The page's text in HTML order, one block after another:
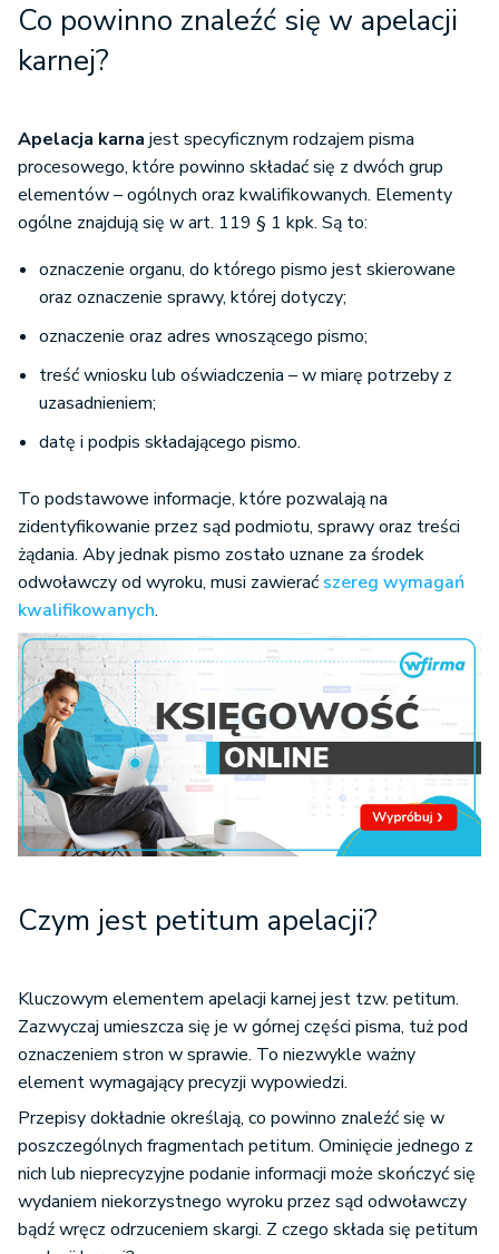
Co powinno znaleźć się w apelacji
karnej?
Apelacja karna jest specyficznym rodzajem pisma
procesowego, które powinno składać się z dwóch grup
elementów – ogólnych oraz kwalifikowanych. Elementy
ogólne znajdują się w art. 119 § 1 kpk. Są to:
oznaczenie organu, do którego pismo jest skierowane
oraz oznaczenie sprawy, której dotyczy;
oznaczenie oraz adres wnoszącego pismo;
treść wniosku lub oświadczenia – w miarę potrzeby z
uzasadnieniem;
datę i podpis składającego pismo.
To podstawowe informacje, które pozwalają na
zidentyfikowanie przez sąd podmiotu, sprawy oraz treści
żądania. Aby jednak pismo zostało uznane za środek
odwoławczy od wyroku, musi zawierać szereg wymagań
kwalifikowanych.
Czym jest petitum apelacji?
Kluczowym elementem apelacji karnej jest tzw. petitum.
Zazwyczaj umieszcza się je w górnej części pisma, tuż pod
oznaczeniem stron w sprawie. To niezwykle ważny
element wymagający precyzji wypowiedzi.
Przepisy dokładnie określają, co powinno znaleźć się w
poszczególnych fragmentach petitum. Ominięcie jednego z
nich lub nieprecyzyjne podanie informacji może skończyć się
wydaniem niekorzystnego wyroku przez sąd odwoławczy
bądź wręcz odrzuceniem skargi. Z czego składa się petitum